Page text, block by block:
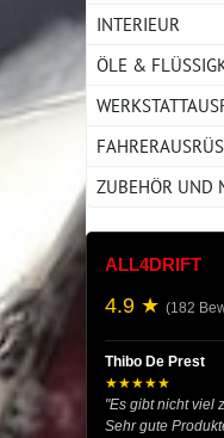
INTERIEUR
ÖLE &
ZUBEHÖR UND
ALL4DRIFT
4.9 ★ (182
Thibo De Prest
★★★★★
"Es gibt nicht viel
Sehr gute